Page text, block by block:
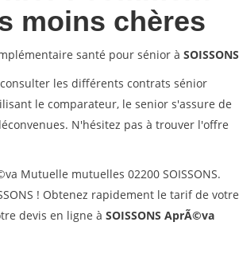
moins chères
santé pour sénior à SOISSONS
les différents contrats sénior
le comparateur, le senior s'assure de
N'hésitez pas à trouver l'offre
Mutuelle mutuelles 02200 SOISSONS.
! Obtenez rapidement le tarif de votre
devis en ligne à SOISSONS AprÃ©va